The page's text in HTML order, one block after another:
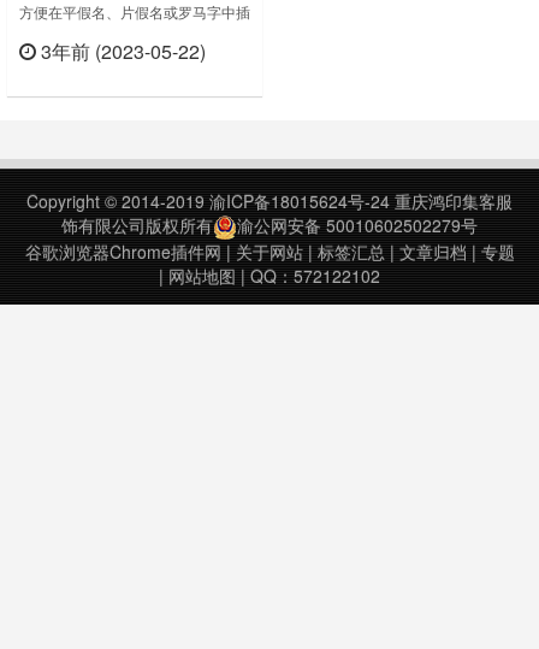
方便在平假名、片假名或罗马字中插
或罗马字插入日语（Ruby文本）。
Furigana的选项。•使furigana文本
标签轻松识别汉字等级或等级……
3年前 (2023-05-22)
Copyright © 2014-2019 渝ICP备18015624号-24 重庆鸿印集客服
饰有限公司版权所有
渝公网安备 50010602502279号
谷歌浏览器Chrome插件网 | 关于网站| 标签汇总| 文章归档 | 专题
| 网站地图 | QQ：572122102